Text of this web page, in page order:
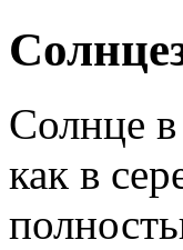
Солнце
как в